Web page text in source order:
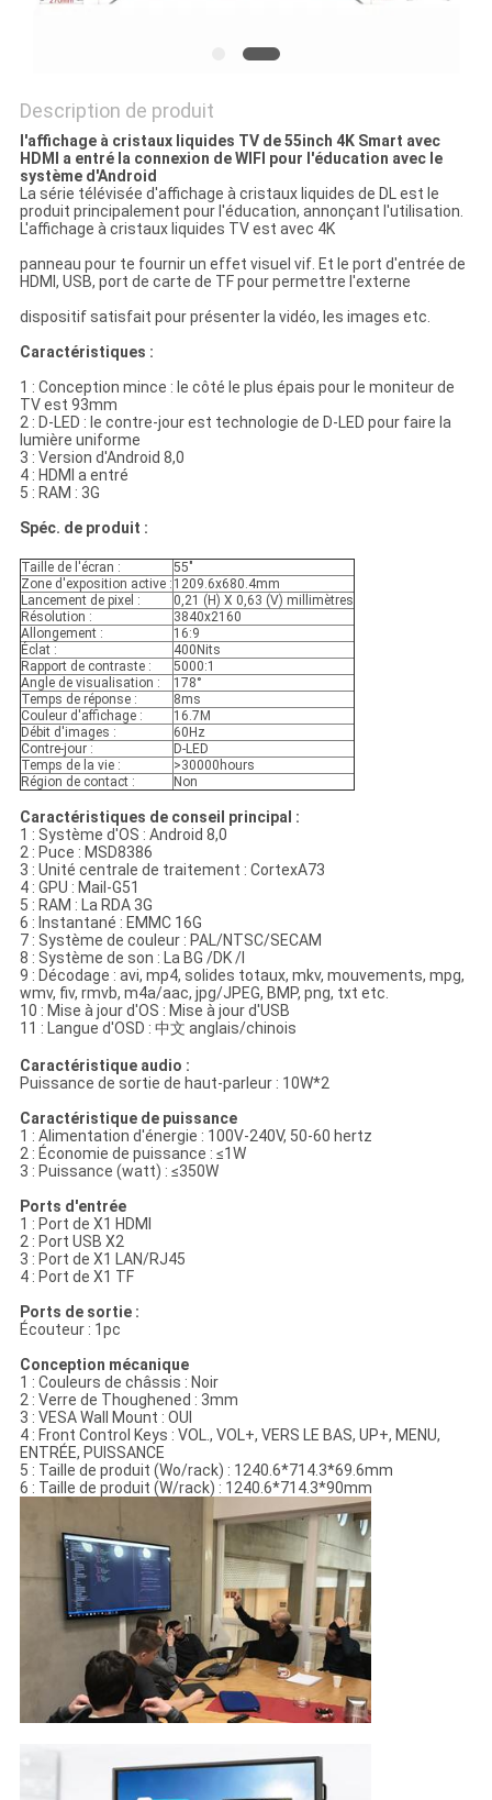
POLICY
Description de produit
l'affichage à cristaux liquides TV de 55inch 4K Smart avec
HDMI a entré la connexion de WIFI pour l'éducation avec le
système d'Android
La série télévisée d'affichage à cristaux liquides de DL est le
produit principalement pour l'éducation, annonçant l'utilisation.
L'affichage à cristaux liquides TV est avec 4K
panneau pour te fournir un effet visuel vif. Et le port d'entrée de
HDMI, USB, port de carte de TF pour permettre l'externe
dispositif satisfait pour présenter la vidéo, les images etc.
Caractéristiques :
1 : Conception mince : le côté le plus épais pour le moniteur de
TV est 93mm
2 : D-LED : le contre-jour est technologie de D-LED pour faire la
lumière uniforme
3 : Version d'Android 8,0
4 : HDMI a entré
5 : RAM : 3G
Spéc. de produit :
Taille de l'écran :
55"
Zone d'exposition active : 1209.6x680.4mm
Lancement de pixel :
0,21 (H) X 0,63 (V) millimètres
Résolution :
3840x2160
Allongement :
16:9
Éclat :
400Nits
Rapport de contraste :
5000:1
Angle de visualisation :
178°
Temps de réponse :
8ms
Couleur d'affichage :
16.7M
Débit d'images :
60Hz
Contre-jour :
D-LED
Temps de la vie :
>30000hours
Région de contact :
Non
Caractéristiques de conseil principal :
1 : Système d'OS : Android 8,0
2 : Puce : MSD8386
3 : Unité centrale de traitement : CortexA73
4 : GPU : Mail-G51
5 : RAM : La RDA 3G
6 : Instantané : EMMC 16G
7 : Système de couleur : PAL/NTSC/SECAM
8 : Système de son : La BG /DK /I
9 : Décodage : avi, mp4, solides totaux, mkv, mouvements, mpg,
wmv, fiv, rmvb, m4a/aac, jpg/JPEG, BMP, png, txt etc.
10 : Mise à jour d'OS : Mise à jour d'USB
11 : Langue d'OSD : 中文 anglais/chinois
Caractéristique audio :
Puissance de sortie de haut-parleur : 10W*2
Caractéristique de puissance
1 : Alimentation d'énergie : 100V-240V, 50-60 hertz
2 : Économie de puissance : ≤1W
3 : Puissance (watt) : ≤350W
Ports d'entrée
1 : Port de X1 HDMI
2 : Port USB X2
3 : Port de X1 LAN/RJ45
4 : Port de X1 TF
Ports de sortie :
Écouteur : 1pc
Conception mécanique
1 : Couleurs de châssis : Noir
2 : Verre de Thoughened : 3mm
3 : VESA Wall Mount : OUI
4 : Front Control Keys : VOL., VOL+, VERS LE BAS, UP+, MENU,
ENTRÉE, PUISSANCE
5 : Taille de produit (Wo/rack) : 1240.6*714.3*69.6mm
6 : Taille de produit (W/rack) : 1240.6*714.3*90mm